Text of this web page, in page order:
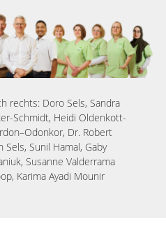
rechts: Doro Sels, Sandra
Schmidt, Heidi Oldenkott-
Dr. Robert
Sels, Sunil Hamal, Gaby
Susanne Valderrama
Karima Ayadi Mounir